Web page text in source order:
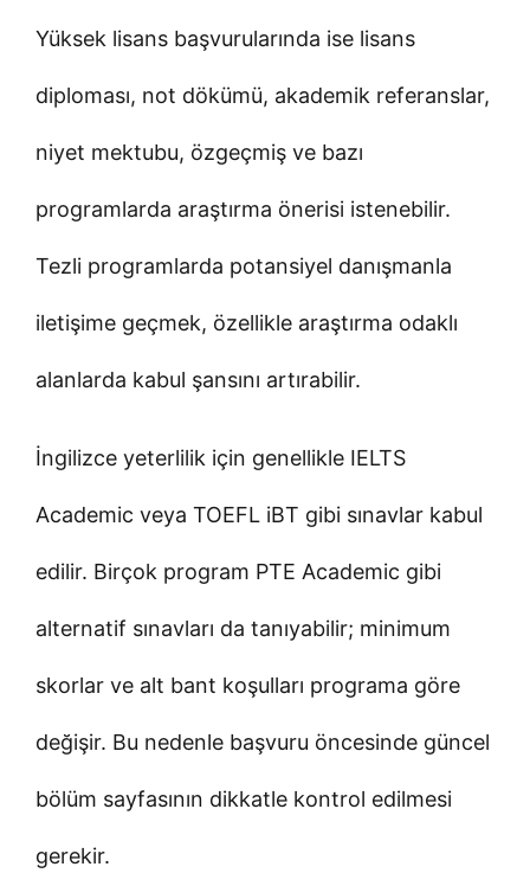
Yüksek lisans başvurularında ise lisans
diploması, not dökümü, akademik referanslar,
niyet mektubu, özgeçmiş ve bazı
programlarda araştırma önerisi istenebilir.
Tezli programlarda potansiyel danışmanla
iletişime geçmek, özellikle araştırma odaklı
alanlarda kabul şansını artırabilir.
İngilizce yeterlilik için genellikle IELTS
Academic veya TOEFL iBT gibi sınavlar kabul
edilir. Birçok program PTE Academic gibi
alternatif sınavları da tanıyabilir; minimum
skorlar ve alt bant koşulları programa göre
değişir. Bu nedenle başvuru öncesinde güncel
bölüm sayfasının dikkatle kontrol edilmesi
gerekir.